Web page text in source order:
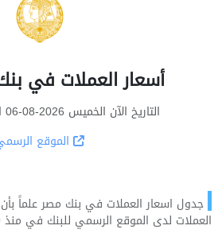
أسعار العملات في
التاريخ الآن الخميس 2026-08-06 الساعة 01:55 ص
الموقع
جدول اسعار العملات في بنك مصر علماً
العملات لدى الموقع الرسمي للبنك في منذ 9 ساعات